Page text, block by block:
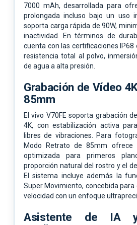
7000 mAh, desarrollada para
prolongada incluso bajo un uso
soporta carga rápida de 90W,
inactividad. En términos de
cuenta con las certificaciones IP68
resistencia total al polvo,
de agua a alta presión.
Grabación de Vídeo
85mm
El vivo V70FE soporta grabación
4K, con estabilización activa
libres de vibraciones. Para
Modo Retrato de 85mm ofrece
optimizada para primeros
proporción natural del rostro y el
El sistema incluye además la
Super Movimiento, concebida
velocidad con un enfoque
Asistente de IA y